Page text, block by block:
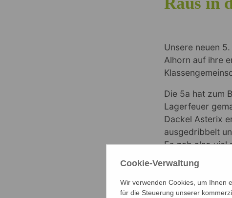
Unsere neuen
Alhorn auf ihre
Die 5a hat zum
Lagerfeuer
Dackel Asterix
ausgedribbelt
Es gab also viel
Die 5a und 5e
tolle Tage
Cookie-Verwaltung
Wir verwenden Cookies, um Ihnen
für die Steuerung unserer